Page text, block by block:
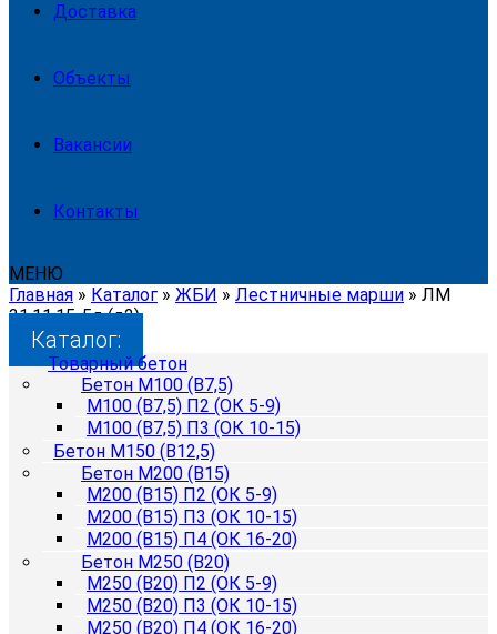
Доставка
Объекты
Вакансии
Контакты
МЕНЮ
Главная » Каталог » ЖБИ » Лестничные марши » ЛМ
31.11.15-5д (д2)
Каталог:
Товарный бетон
Бетон М100 (B7,5)
М100 (B7,5) П2 (ОК 5-9)
М100 (B7,5) П3 (ОК 10-15)
Бетон М150 (B12,5)
Бетон М200 (B15)
М200 (B15) П2 (ОК 5-9)
М200 (B15) П3 (ОК 10-15)
М200 (B15) П4 (ОК 16-20)
Бетон М250 (B20)
М250 (B20) П2 (ОК 5-9)
М250 (B20) П3 (ОК 10-15)
М250 (B20) П4 (ОК 16-20)